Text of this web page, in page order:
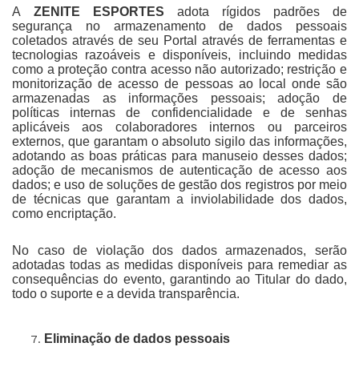
A ZENITE ESPORTES adota rígidos padrões de
segurança no armazenamento de dados pessoais
coletados através de seu Portal através de ferramentas e
tecnologias razoáveis e disponíveis, incluindo medidas
como a proteção contra acesso não autorizado; restrição e
monitorização de acesso de pessoas ao local onde são
armazenadas as informações pessoais; adoção de
políticas internas de confidencialidade e de senhas
aplicáveis aos colaboradores internos ou parceiros
externos, que garantam o absoluto sigilo das informações,
adotando as boas práticas para manuseio desses dados;
adoção de mecanismos de autenticação de acesso aos
dados; e uso de soluções de gestão dos registros por meio
de técnicas que garantam a inviolabilidade dos dados,
como encriptação.
No caso de violação dos dados armazenados, serão
adotadas todas as medidas disponíveis para remediar as
consequências do evento, garantindo ao Titular do dado,
todo o suporte e a devida transparência.
Eliminação de dados pessoais